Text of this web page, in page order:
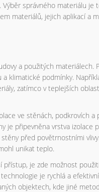
správného materiálu je
materiálů, jejich aplikací a
a použitých
klimatické podmínky.
zatímco v teplejších
ve stěnách, podkrovích
je připevněna vrstva izolace
před povětrnostními
unikat teplo.
je zde možnost
je rychlá a
objektech, kde jiné